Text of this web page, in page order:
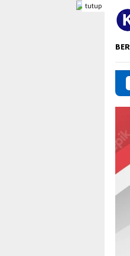
konten
tutup
Ratusan Kepala